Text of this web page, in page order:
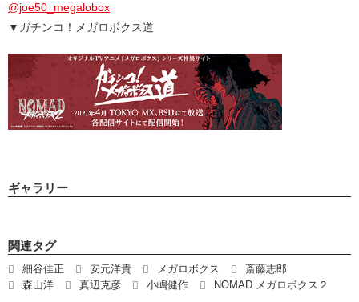
@joe50_megalobox
▼ガチンコ！メガロボクス道
ギャラリー
関連タグ
細谷佳正 安元洋貴 メガロボクス
斎藤志郎
森山洋
真辺克彦 小嶋健作 NOMAD メガロボクス２